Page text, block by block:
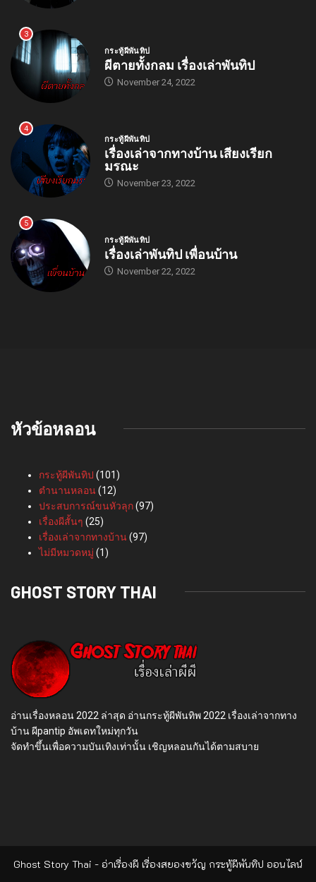
3
กระทู้ผีพันทิป
ผีตายทั้งกลม เรื่องเล่าพันทิป
November 24, 2022
4
กระทู้ผีพันทิป
เรื่องเล่าจากทางบ้าน เสียงเรียก
มรณะ
November 23, 2022
5
กระทู้ผีพันทิป
เรื่องเล่าพันทิป เพื่อนบ้าน
November 22, 2022
หัวข้อหลอน
กระทู้ผีพันทิป (101)
ตำนานหลอน(12)
ประสบการณ์ขนหัวลุก(97)
เรื่องผีสั้นๆ (25)
เรื่องเล่าจากทางบ้าน(97)
ไม่มีหมวดหมู่ (1)
GHOST STORY THAI
อ่านเรื่องหลอน 2022 ล่าสุด อ่านกระทู้ผีพันทิพ 2022 เรื่องเล่าจากทาง
บ้าน ผีpantip อัพเดทใหม่ทุกวัน
จัดทำขึ้นเพื่อความบันเทิงเท่านั้น เชิญหลอนกันได้ตามสบาย
Ghost Story Thai - อ่าเรื่องผี เรื่องสยองขวัญ กระทู้ผีพันทิป ออนไลน์